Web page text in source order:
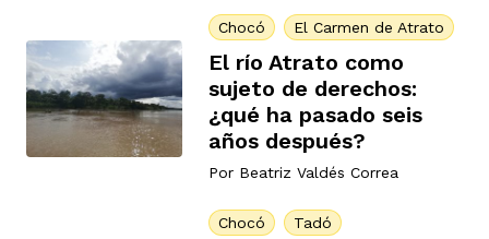
Chocó El Carmen de Atrato
El río Atrato como
sujeto de derechos:
¿qué ha pasado seis
años después?
Por Beatriz Valdés Correa
Chocó Tadó